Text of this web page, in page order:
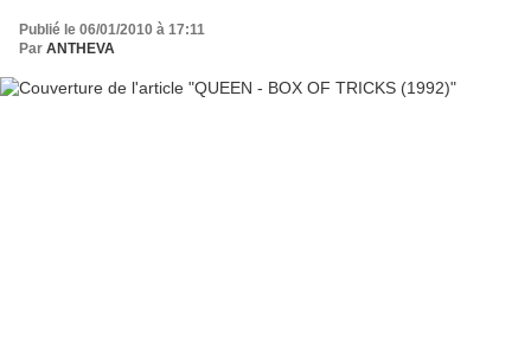
Publié le 06/01/2010 à 17:11
Par ANTHEVA